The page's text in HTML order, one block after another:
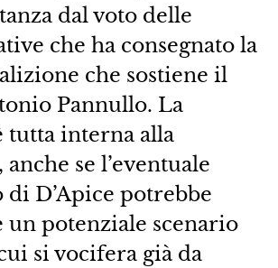
dal voto delle
che ha consegnato la
che sostiene il
Pannullo. La
tutta interna alla
se l’eventuale
di D’Apice potrebbe
un potenziale scenario
si vocifera già da